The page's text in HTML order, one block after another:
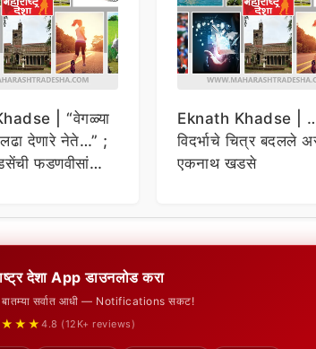
| “वेगळ्या
लढा देणारे नेते…” ;
फडणवीसांना
Eknath Khadse |
विदर्भाचे चित्र बदलले
एकनाथ खडसे
देशा App डाउनलोड करा
बातम्या सर्वात आधी — Notifications सकट!
4.8 (12K+ reviews)